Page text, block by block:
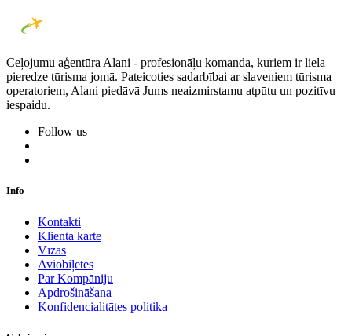
Ceļojumu aģentūra Alani - profesionāļu komanda, kuriem ir liela
pieredze tūrisma jomā. Pateicoties sadarbībai ar slaveniem tūrisma
operatoriem, Alani piedāvā Jums neaizmirstamu atpūtu un pozitīvu
iespaidu.
Follow us
Info
Kontakti
Klienta karte
Vīzas
Aviobiļetes
Par Kompāniju
Apdrošināšana
Konfidencialitātes politika